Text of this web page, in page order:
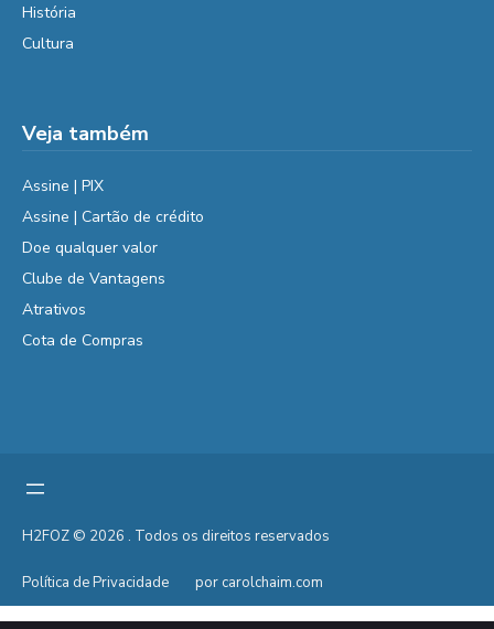
História
Cultura
Veja também
Assine | PIX
Assine | Cartão de crédito
Doe qualquer valor
Clube de Vantagens
Atrativos
Cota de Compras
H2FOZ © 2026 . Todos os direitos reservados
Política de Privacidade por carolchaim.com